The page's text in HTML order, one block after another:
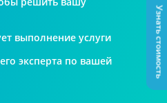
выполнение услуги
эксперта по вашей
Узнать стоимость